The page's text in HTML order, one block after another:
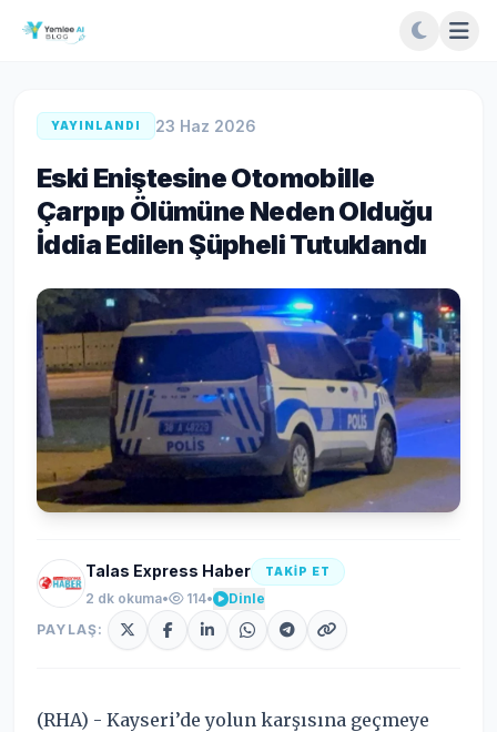
YAYINLANDI 23 Haz 2026
Eski Eniştesine Otomobille
Çarpıp Ölümüne Neden Olduğu
İddia Edilen Şüpheli Tutuklandı
Talas Express Haber TAKİP ET
2 dk okuma• 114•
Dinle
PAYLAŞ:
(RHA) - Kayseri’de yolun karşısına geçmeye